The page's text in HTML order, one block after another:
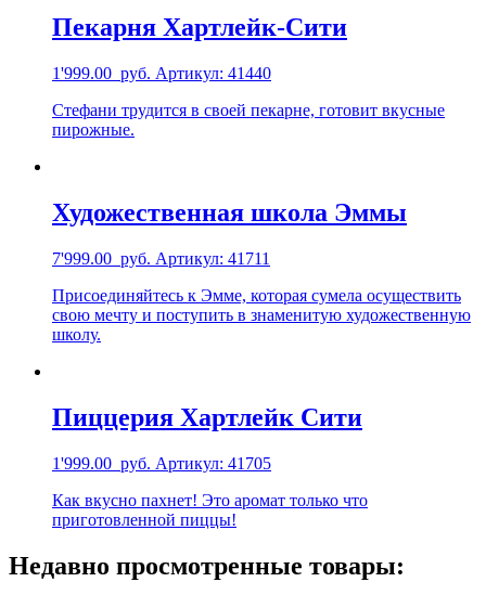
Пекарня Хартлейк-Сити
1'999.00 руб. Артикул: 41440
Стефани трудится в своей пекарне, готовит вкусные
пирожные.
Художественная школа Эммы
7'999.00 руб. Артикул: 41711
Присоединяйтесь к Эмме, которая сумела осуществить
свою мечту и поступить в знаменитую художественную
школу.
Пиццерия Хартлейк Сити
1'999.00 руб. Артикул: 41705
Как вкусно пахнет! Это аромат только что
приготовленной пиццы!
Недавно просмотренные товары: